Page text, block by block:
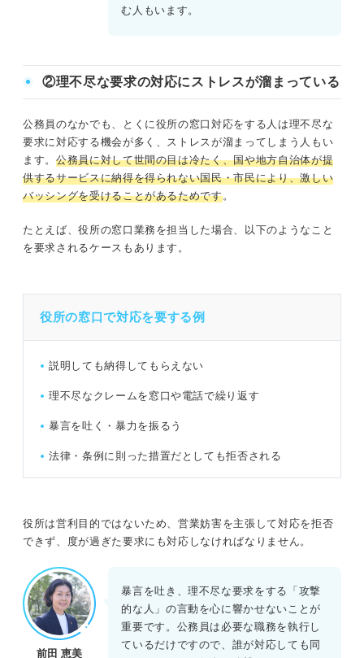
む人もいます。
②理不尽な要求の対応にストレスが溜まっている
公務員のなかでも、とくに役所の窓口対応をする人は理不尽な
要求に対応する機会が多く、ストレスが溜まってしまう人もい
ます。 公務員に対して世間の目は冷たく、国や地方自治体が提
供するサービスに納得を得られない国民・市民により、激しい
バッシングを受けることがあるためです。
たとえば、役所の窓口業務を担当した場合、以下のようなこと
を要求されるケースもあります。
役所の窓口で対応を要する例
説明しても納得してもらえない
理不尽なクレームを窓口や電話で繰り返す
暴言を吐く・暴力を振るう
法律・条例に則った措置だとしても拒否される
役所は営利目的ではないため、営業妨害を主張して対応を拒否
できず、度が過ぎた要求にも対応しなければなりません。
前田 恵美
暴言を吐き、理不尽な要求をする「攻撃
的な人」の言動を心に響かせないことが
重要です。公務員は必要な職務を執行し
ているだけですので、誰が対応しても同